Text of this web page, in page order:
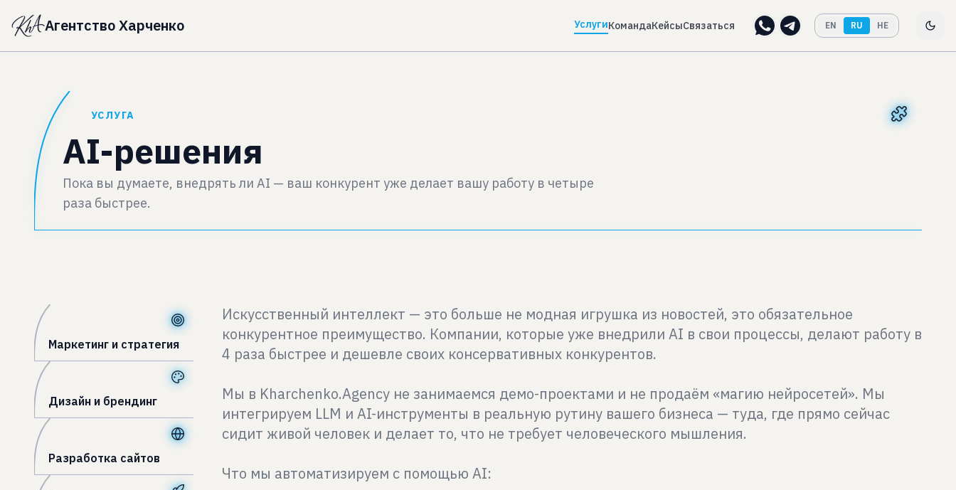
Агентство Харченко УслугиКомандаКейсыСвязаться EN RU HE
УСЛУГА
AI-решения
Пока вы думаете, внедрять ли AI — ваш конкурент уже делает вашу работу в четыре
раза быстрее.
Маркетинг и стратегия
Дизайн и брендинг
Разработка сайтов
Искусственный интеллект — это больше не модная игрушка из новостей, это обязательное
конкурентное преимущество. Компании, которые уже внедрили AI в свои процессы, делают работу в
4 раза быстрее и дешевле своих консервативных конкурентов.
Мы в Kharchenko.Agency не занимаемся демо-проектами и не продаём «магию нейросетей». Мы
интегрируем LLM и AI-инструменты в реальную рутину вашего бизнеса — туда, где прямо сейчас
сидит живой человек и делает то, что не требует человеческого мышления.
Что мы автоматизируем с помощью AI: